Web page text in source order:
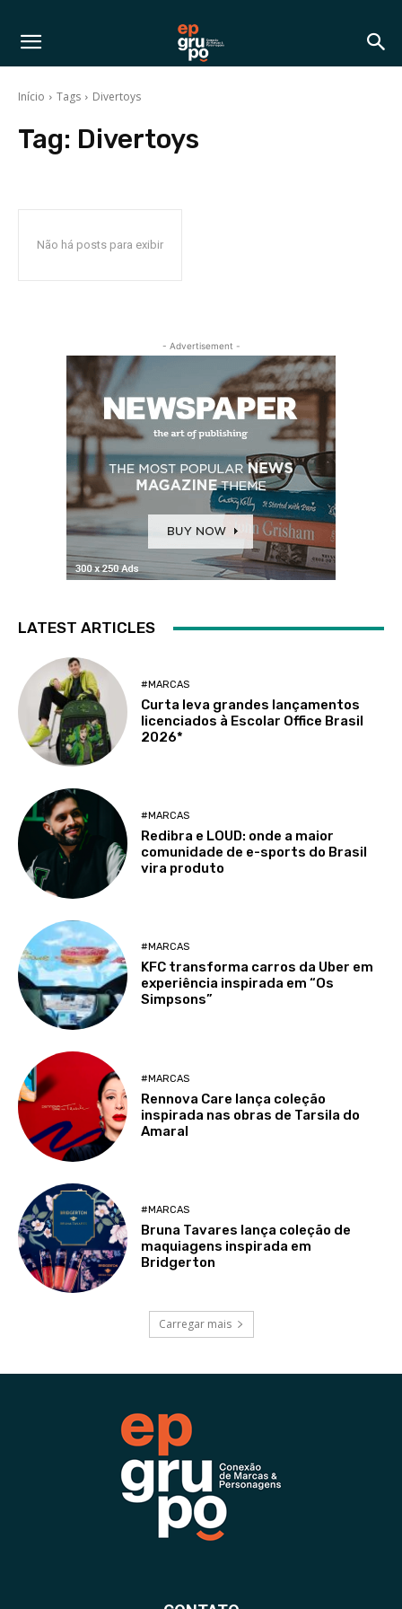
Início Tags Divertoys
Tag: Divertoys
Não há posts para exibir
- Advertisement -
LATEST ARTICLES
#MARCAS
Curta leva grandes lançamentos
licenciados à Escolar Office Brasil
2026*
#MARCAS
Redibra e LOUD: onde a maior
comunidade de e-sports do Brasil
vira produto
#MARCAS
KFC transforma carros da Uber em
experiência inspirada em “Os
Simpsons”
#MARCAS
Rennova Care lança coleção
inspirada nas obras de Tarsila do
Amaral
#MARCAS
Bruna Tavares lança coleção de
maquiagens inspirada em
Bridgerton
Carregar mais